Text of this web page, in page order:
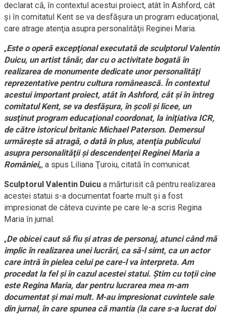
declarat că, în contextul acestui proiect, atât în Ashford, cât
şi în comitatul Kent se va desfăşura un program educaţional,
care atrage atenţia asupra personalităţii Reginei Maria.
„Este o operă excepţional executată de sculptorul Valentin
Duicu, un artist tânăr, dar cu o activitate bogată în
realizarea de monumente dedicate unor personalităţi
reprezentative pentru cultura românească. În contextul
acestui important proiect, atât în Ashford, cât şi în întreg
comitatul Kent, se va desfăşura, în şcoli şi licee, un
susţinut program educaţional coordonat, la iniţiativa ICR,
de către istoricul britanic Michael Paterson. Demersul
urmăreşte să atragă, o dată în plus, atenţia publicului
asupra personalităţii şi descendenţei Reginei Maria a
României„, a spus Liliana Ţuroiu, citată în comunicat.
Sculptorul Valentin Duicu a mărturisit că pentru realizarea
acestei statui s-a documentat foarte mult şi a fost
impresionat de câteva cuvinte pe care le-a scris Regina
Maria în jurnal.
„De obicei caut să fiu şi atras de personaj, atunci când mă
implic în realizarea unei lucrări, ca să-l simt, ca un actor
care intră în pielea celui pe care-l va interpreta. Am
procedat la fel şi în cazul acestei statui. Ştim cu toţii cine
este Regina Maria, dar pentru lucrarea mea m-am
documentat şi mai mult. M-au impresionat cuvintele sale
din jurnal, în care spunea că mantia (la care s-a lucrat doi